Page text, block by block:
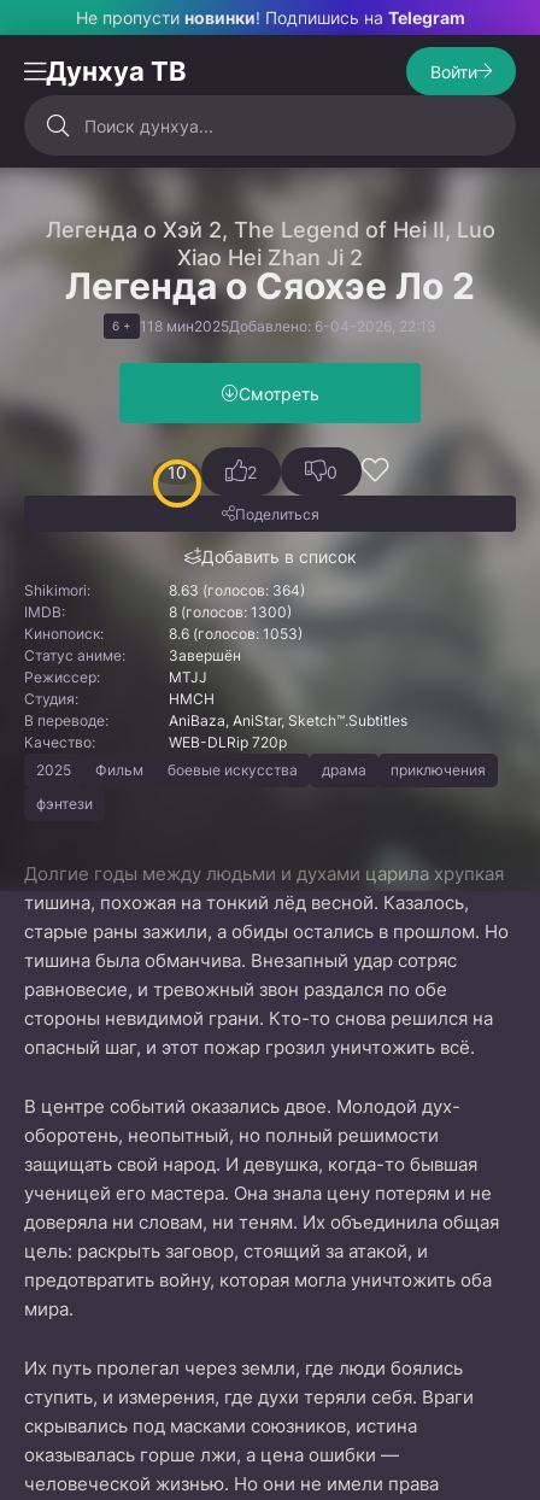
Не пропусти новинки! Подпишись на Telegram
Дунхуа ТВ Войти
Легенда о Хэй 2, The Legend of Hei II, Luo
Xiao Hei Zhan Ji 2
Легенда о Сяохэе Ло 2
6 + 118 мин2025Добавлено: 6-04-2026, 22:13
Смотреть
10
Добавить в список
2 0
Поделиться
Shikimori:
8.63 (голосов: 364)
IMDB:
8 (голосов: 1300)
Кинопоиск:
8.6 (голосов: 1053)
Статус аниме:
Завершён
Режиссер:
MTJJ
Студия:
HMCH
В переводе:
AniBaza, AniStar, Sketch™.Subtitles
Качество:
WEB-DLRip 720p
2025
Фильм боевые искусства драма
приключения
фэнтези
Долгие годы между людьми и духами царила хрупкая
тишина, похожая на тонкий лёд весной. Казалось,
старые раны зажили, а обиды остались в прошлом. Но
тишина была обманчива. Внезапный удар сотряс
равновесие, и тревожный звон раздался по обе
стороны невидимой грани. Кто-то снова решился на
опасный шаг, и этот пожар грозил уничтожить всё.
В центре событий оказались двое. Молодой дух-
оборотень, неопытный, но полный решимости
защищать свой народ. И девушка, когда-то бывшая
ученицей его мастера. Она знала цену потерям и не
доверяла ни словам, ни теням. Их объединила общая
цель: раскрыть заговор, стоящий за атакой, и
предотвратить войну, которая могла уничтожить оба
мира.
Их путь пролегал через земли, где люди боялись
ступить, и измерения, где духи теряли себя. Враги
скрывались под масками союзников, истина
оказывалась горше лжи, а цена ошибки —
человеческой жизнью. Но они не имели права